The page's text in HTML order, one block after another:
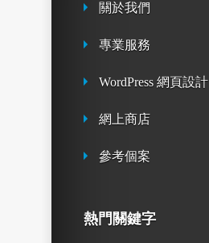
關於我們
專業服務
WordPress 網頁設計
網上商店
參考個案
熱門關鍵字